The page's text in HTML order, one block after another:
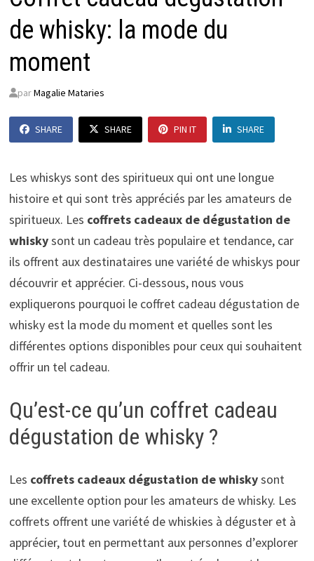
de whisky: la mode du
moment
parMagalie Mataries
SHARE SHARE PIN IT SHARE
Les whiskys sont des spiritueux qui ont une longue
histoire et qui sont très appréciés par les amateurs de
spiritueux. Les coffrets cadeaux de dégustation de
whiskysont un cadeau très populaire et tendance, car
ils offrent aux destinataires une variété de whiskys pour
découvrir et apprécier. Ci-dessous, nous vous
expliquerons pourquoi le coffret cadeau dégustation de
whisky est la mode du moment et quelles sont les
différentes options disponibles pour ceux qui souhaitent
offrir un tel cadeau.
Qu’est-ce qu’un coffret cadeau
dégustation de whisky ?
Les coffrets cadeaux dégustation de whiskysont
une excellente option pour les amateurs de whisky. Les
coffrets offrent une variété de whiskies à déguster et à
apprécier, tout en permettant aux personnes d’explorer